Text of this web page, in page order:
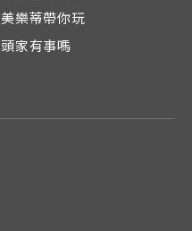
美樂蒂帶你玩
頭家有事嗎